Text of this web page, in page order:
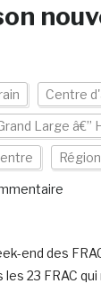
Centre
Large â€”
end des
23 FRAC